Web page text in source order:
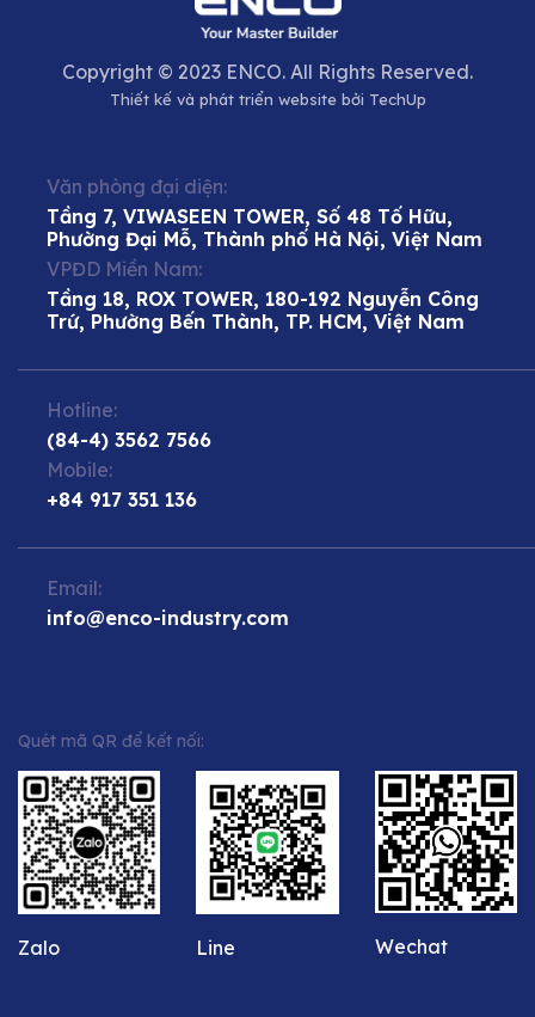
Copyright © 2023 ENCO. All Rights Reserved.
Thiết kế và phát triển website bởi TechUp
Văn phòng đại diện:
Tầng 7, VIWASEEN TOWER, Số 48 Tố Hữu,
Phường Đại Mỗ, Thành phố Hà Nội, Việt Nam
VPĐD Miền Nam:
Tầng 18, ROX TOWER, 180-192 Nguyễn Công
Trứ, Phường Bến Thành, TP. HCM, Việt Nam
Hotline:
(84-4) 3562 7566
Mobile:
+84 917 351 136
Email:
info@enco-industry.com
Quét mã QR để kết nối:
Zalo Line Wechat